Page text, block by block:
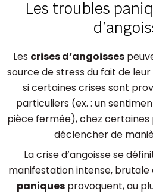
Les troubles
Les crises d’angoisses
source de stress du fait de
si certaines crises sont
particuliers (ex. : un
pièce fermée), chez certaines
déclencher de
La crise d’angoisse se
manifestation intense, brutale
paniquesprovoquent, au